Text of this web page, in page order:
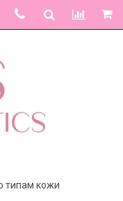
типам кожи